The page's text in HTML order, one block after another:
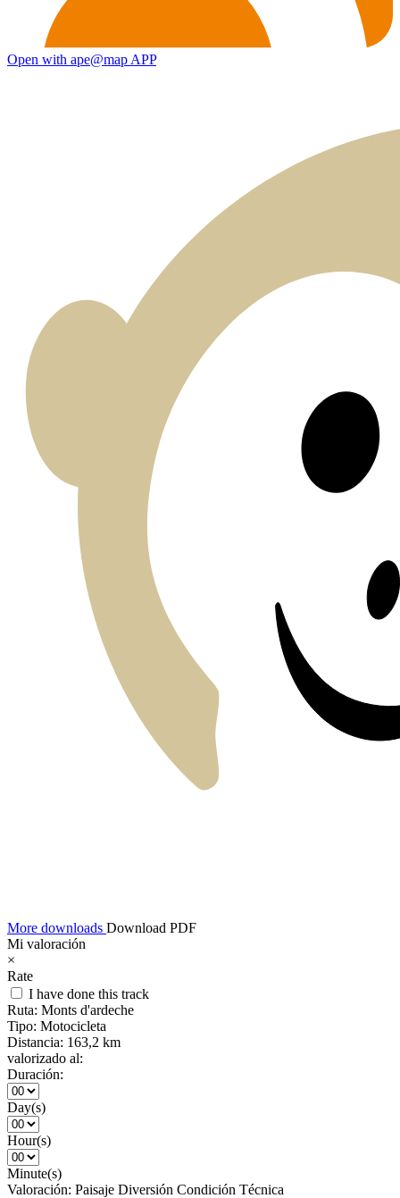
Open with ape@map APP
More downloads Download PDF
Mi valoración
×
Rate
I have done this track
Ruta: Monts d'ardeche
Tipo: Motocicleta
Distancia: 163,2 km
valorizado al:
Duración:
Day(s)
Hour(s)
Minute(s)
Valoración: Paisaje Diversión Condición Técnica